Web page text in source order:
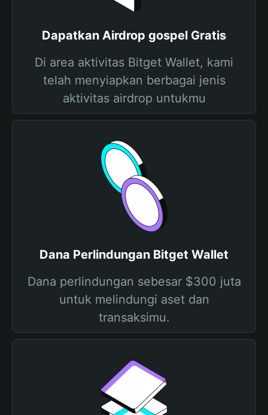
Dapatkan Airdrop gospel Gratis
Di area aktivitas Bitget Wallet, kami
telah menyiapkan berbagai jenis
aktivitas airdrop untukmu
Dana Perlindungan Bitget Wallet
Dana perlindungan sebesar $300 juta
untuk melindungi aset dan
transaksimu.